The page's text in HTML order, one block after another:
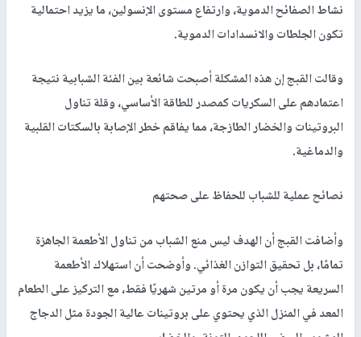
نشاط الصفائح الدموية، وارتفاع مستوى الإنسولين، ما يزيد احتمالية
تكون الجلطات والانسدادات الدموية.
وقالت القبج إن هذه المشكلة أصبحت شائعة بين الفئة الشبابية نتيجة
اعتمادهم على السكريات كمصدر للطاقة الأساسي، وقلة تناول
البروتينات والخضار الطازجة، مما يفاقم خطر الإصابة بالسكتات القلبية
والدماغية.
نصائح عملية للشباب للحفاظ على صحتهم
وأضافت القبج أن الهدف ليس منع الشباب من تناول الأطعمة الجاهزة
تمامًا، بل تحقيق التوازن الغذائي. وأوضحت أن استهلاك الأطعمة
السريعة يجب أن يكون مرة أو مرتين شهريًا فقط، مع التركيز على الطعام
المعد في المنزل الذي يحتوي على بروتينات عالية الجودة مثل الدجاج